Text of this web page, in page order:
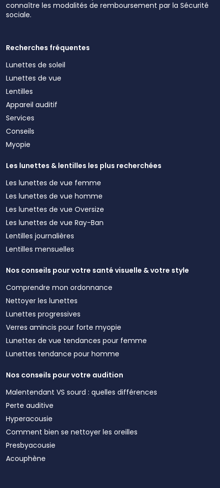
connaître les modalités de remboursement par la Sécurité
sociale.
Recherches fréquentes
Lunettes de soleil
Lunettes de vue
Lentilles
Appareil auditif
Services
Conseils
Myopie
Les lunettes & lentilles les plus recherchées
Les lunettes de vue femme
Les lunettes de vue homme
Les lunettes de vue Oversize
Les lunettes de vue Ray-Ban
Lentilles journalières
Lentilles mensuelles
Nos conseils pour votre santé visuelle & votre style
Comprendre mon ordonnance
Nettoyer les lunettes
Lunettes progressives
Verres amincis pour forte myopie
Lunettes de vue tendances pour femme
Lunettes tendance pour homme
Nos conseils pour votre audition
Malentendant VS sourd : quelles différences
Perte auditive
Hyperacousie
Comment bien se nettoyer les oreilles
Presbyacousie
Acouphène